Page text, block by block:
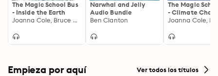
The Magic School Bus
- Inside the Earth
Joanna Cole, Bruce Degen
Narwhal and Jelly
Audio Bundle
Ben Clanton
The Magic
- Climate
Empieza por aquí Ver todos los títulos